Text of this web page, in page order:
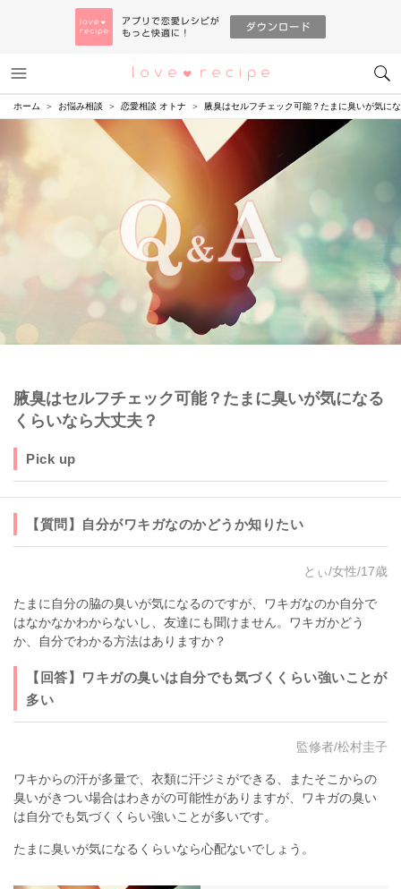
恋愛レシピ
ホーム お悩み相談 恋愛相談 オトナ 腋臭はセルフチェック可能？たまに臭いが気に
腋臭はセルフチェック可能？たまに臭いが気になる
くらいなら大丈夫？
Pick up
【質問】自分がワキガなのかどうか知りたい
とぃ/女性/17歳
たまに自分の脇の臭いが気になるのですが、ワキガなのか自分で
はなかなかわからないし、友達にも聞けません。ワキガかどう
か、自分でわかる方法はありますか？
【回答】ワキガの臭いは自分でも気づくくらい強いことが
多い
監修者/松村圭子
ワキからの汗が多量で、衣類に汗ジミができる、またそこからの
臭いがきつい場合はわきがの可能性がありますが、ワキガの臭い
は自分でも気づくくらい強いことが多いです。
たまに臭いが気になるくらいなら心配ないでしょう。